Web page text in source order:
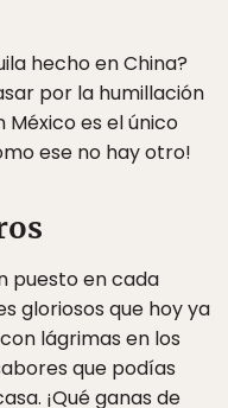
hecho en China?
por la humillación
es el único
ese no hay otro!
puesto en cada
gloriosos que hoy ya
lágrimas en los
que podías
¡Qué ganas de